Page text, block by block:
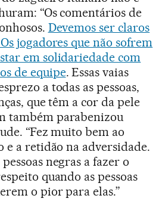
“Os comentários de
Devemos ser claros
jogadores que não sofrem
em solidariedade com
de equipe. Essas vaias
a todas as pessoas,
que têm a cor da pele
também parabenizou
“Fez muito bem ao
a retidão na adversidade.
negras a fazer o
quando as pessoas
o pior para elas.”